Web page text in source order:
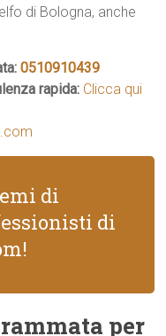
di Bologna, anche
0510910439
rapida: Clicca qui
di
di
per